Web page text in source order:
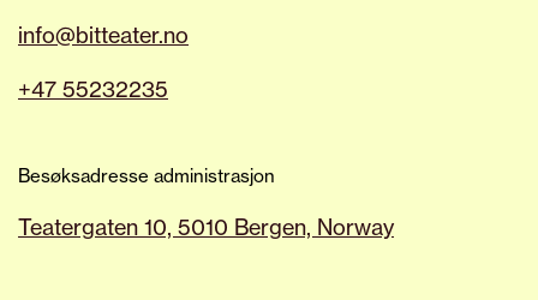
Noen av våre besøkende liker å bli
overrasket, sjokkerte og utfordret, mens
alle som ønsker å vite mer om et av våre
være eller hvorfor, til å ta kontakt med
info@bitteater.no
+47 55232235
Besøksadresse administrasjon
Teatergaten 10, 5010 Bergen, Norway